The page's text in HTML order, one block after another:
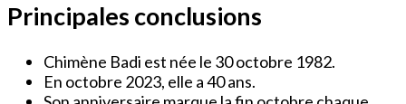
Principales conclusions
Chimène Badi est née le 30 octobre 1982.
En octobre 2023, elle a 40 ans.